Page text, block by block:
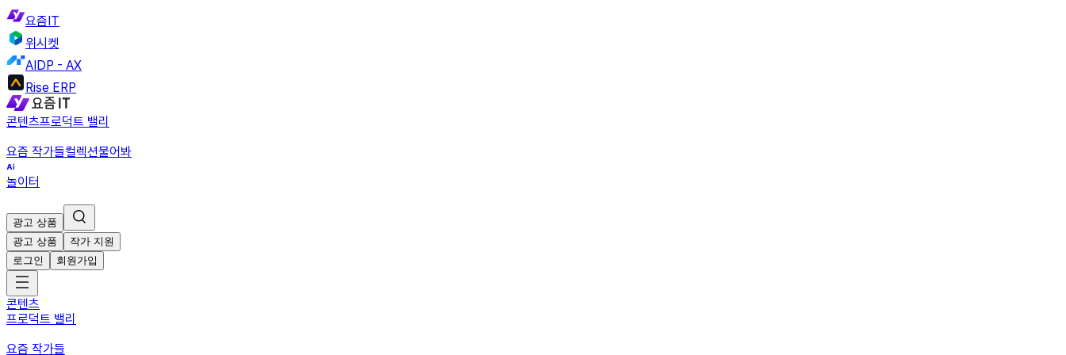
요즘IT
위시켓
AIDP - AX
Rise ERP
콘텐츠프로덕트 밸리
요즘 작가들컬렉션물어봐
놀이터
광고 상품
광고 상품
작가 지원
로그인
회원가입
콘텐츠
프로덕트 밸리
요즘 작가들